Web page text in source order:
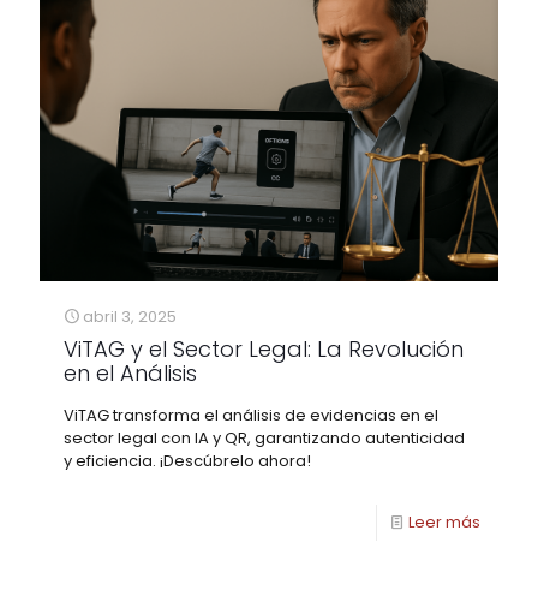
abril 3, 2025
ViTAG y el Sector Legal: La Revolución
en el Análisis
ViTAG transforma el análisis de evidencias en el
sector legal con IA y QR, garantizando autenticidad
y eficiencia. ¡Descúbrelo ahora!
Leer más